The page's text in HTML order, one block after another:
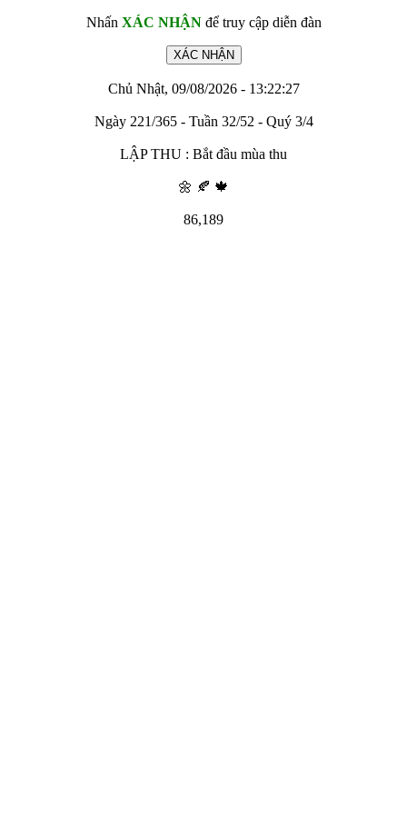
Nhấn XÁC NHẬNđể truy cập diễn đàn
Chủ Nhật, 09/08/2026 - 13:22:27
Ngày 221/365 - Tuần 32/52 - Quý 3/4
LẬP THU : Bắt đầu mùa thu
🌼 🍂 🍁
86,189